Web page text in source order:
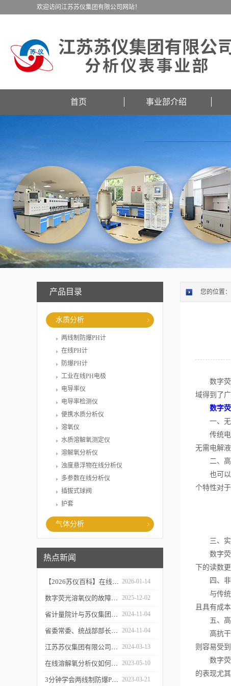
欢迎访问江苏苏仪集团有限公司网站！
首页 事业部介绍
产品目录
水质分析
两线制防爆PH计
在线PH计
防爆PH计
工业在线PH电极
电导率仪
电导率检测仪
便携水质分析仪
溶氧仪
水质溶解氧测定仪
溶解氧分析仪
浊度悬浮物在线分析仪
多参数在线分析仪
插拔式球阀
护套
气体分析
热点新闻
【2026苏仪百科】在线溶解氧分析仪的工作原及应用领域 2026-01-14
数字荧光溶氧仪的故障诊断与可靠性分析 2025-12-02
省计量院计与苏仪集团开展党建共建活动 2024-11-04
省委常委、统战部部长胡广杰来金调研 2024-11-04
江苏苏仪集团有限公司感恩回顾2023 携手并进2024 2024-03-13
在线溶解氧分析仪如何校准和维护？ 2023-05-10
3分钟学会两线制防爆PH计的操作步骤 2023-03-21
您的位置：
数字荧光
域得到了
数字
一、无
传统电化
无需电解
二、高
也可以提
个特性对
三、实
数字荧光
下的读数
四、非
与传统的
且具有成
五、高
高抗干扰
则容易受
数字荧光
的表现尤